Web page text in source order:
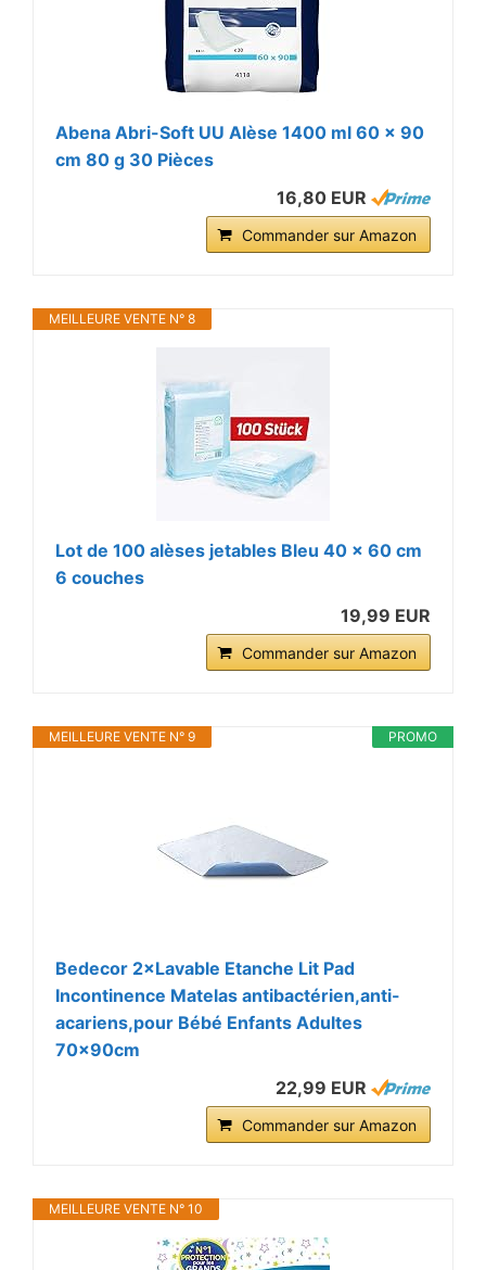
Abena Abri-Soft UU Alèse 1400 ml 60 x 90
cm 80 g 30 Pièces
16,80 EUR
Commander sur Amazon
MEILLEURE VENTE N° 8
Lot de 100 alèses jetables Bleu 40 x 60 cm
6 couches
19,99 EUR
Commander sur Amazon
PROMO
MEILLEURE VENTE N° 9
Bedecor 2×Lavable Etanche Lit Pad
Incontinence Matelas antibactérien,anti-
acariens,pour Bébé Enfants Adultes
70x90cm
22,99 EUR
Commander sur Amazon
MEILLEURE VENTE N° 10